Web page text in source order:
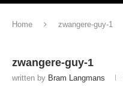
Home zwangere-guy-1
zwangere-guy-1
written by Bram Langmans